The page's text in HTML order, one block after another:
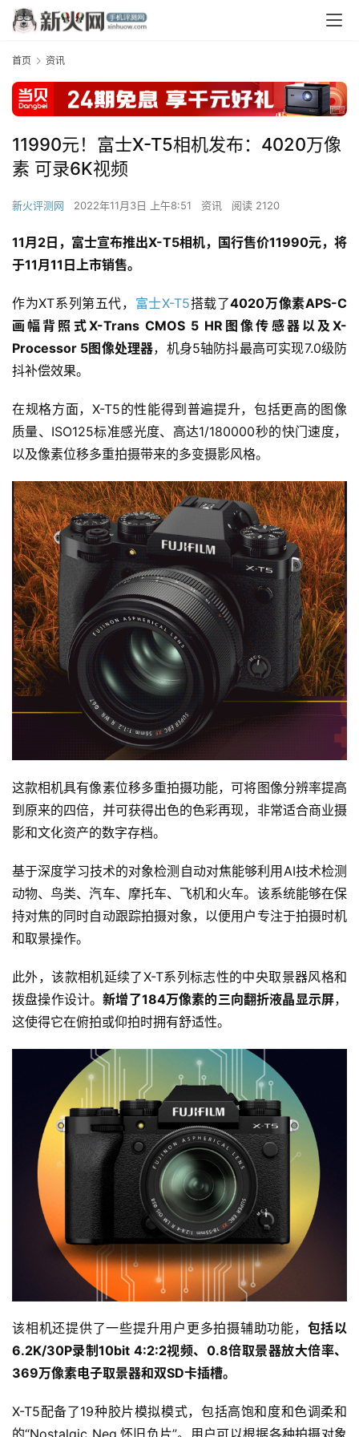
首页 资讯
11990元！富士X-T5相机发布：4020万像
素 可录6K视频
新火评测网 2022年11月3日 上午8:51 资讯 阅读 2120
11月2日，富士宣布推出X-T5相机，国行售价11990元，将
于11月11日上市销售。
作为XT系列第五代， 富士X-T5搭载了4020万像素APS-C
画幅背照式X-Trans CMOS 5 HR图像传感器以及X-
Processor 5图像处理器，机身5轴防抖最高可实现7.0级防
抖补偿效果。
在规格方面，X-T5的性能得到普遍提升，包括更高的图像
质量、ISO125标准感光度、高达1/180000秒的快门速度，
以及像素位移多重拍摄带来的多变摄影风格。
这款相机具有像素位移多重拍摄功能，可将图像分辨率提高
到原来的四倍，并可获得出色的色彩再现，非常适合商业摄
影和文化资产的数字存档。
基于深度学习技术的对象检测自动对焦能够利用AI技术检测
动物、鸟类、汽车、摩托车、飞机和火车。该系统能够在保
持对焦的同时自动跟踪拍摄对象，以便用户专注于拍摄时机
和取景操作。
此外，该款相机延续了X-T系列标志性的中央取景器风格和
拨盘操作设计。新增了184万像素的三向翻折液晶显示屏，
这使得它在俯拍或仰拍时拥有舒适性。
该相机还提供了一些提升用户更多拍摄辅助功能， 包括以
6.2K/30P录制10bit 4:2:2视频、0.8倍取景器放大倍率、
369万像素电子取景器和双SD卡插槽。
X-T5配备了19种胶片模拟模式，包括高饱和度和色调柔和